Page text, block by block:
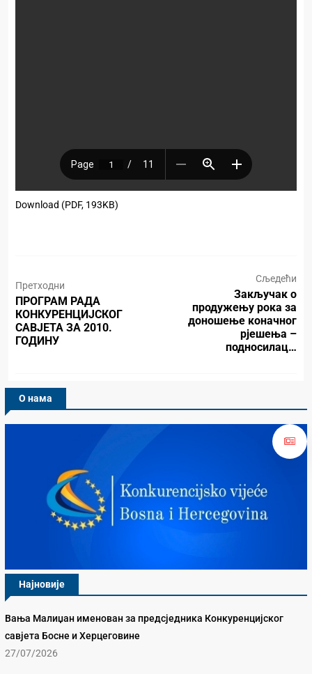
Download (PDF, 193KB)
Претходни
ПРОГРАМ РАДА
КОНКУРЕНЦИЈСКОГ
САВЈЕТА ЗА 2010.
ГОДИНУ
Сљедећи
Закључак о
продужењу рока за
доношење коначног
рјешења –
подносилац…
О нама
Најновије
Вања Малиџан именован за предсједника Конкуренцијског
савјета Босне и Херцеговине
27/07/2026